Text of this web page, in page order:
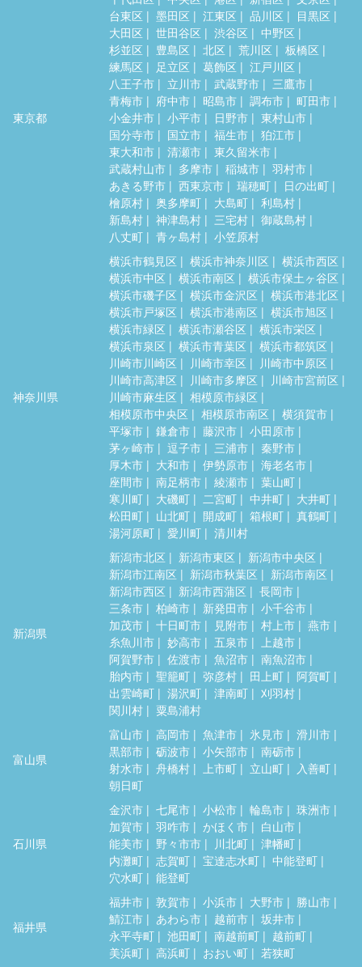
東京都
台東区
墨田区 江東区 品川区
目黒区
大田区
世田谷区 渋谷区
中野区
杉並区
豊島区 北区 荒川区
板橋区
練馬区
足立区 葛飾区
江戸川区
八王子市
立川市 武蔵野市
三鷹市
青梅市
府中市 昭島市 調布市
町田市
小金井市
小平市 日野市
東村山市
国分寺市
国立市 福生市
狛江市
東大和市
清瀬市
東久留米市
武蔵村山市
多摩市 稲城市
羽村市
あきる野市
西東京市 瑞穂町
日の出町
檜原村
奥多摩町 大島町
利島村
新島村
神津島村 三宅村
御蔵島村
八丈町
青ヶ島村 小笠原村
神奈川県
横浜市鶴見区 横浜市神奈川区
横浜市西区
横浜市中区
横浜市南区
横浜市保土ヶ谷区
横浜市磯子区
横浜市金沢区
横浜市港北区
横浜市戸塚区
横浜市港南区
横浜市旭区
横浜市緑区
横浜市瀬谷区
横浜市栄区
横浜市泉区
横浜市青葉区
横浜市都筑区
川崎市川崎区
川崎市幸区
川崎市中原区
川崎市高津区
川崎市多摩区
川崎市宮前区
川崎市麻生区
相模原市緑区
相模原市中央区
相模原市南区
横須賀市
平塚市
鎌倉市 藤沢市
小田原市
茅ヶ崎市
逗子市 三浦市
秦野市
厚木市
大和市 伊勢原市
海老名市
座間市
南足柄市 綾瀬市
葉山町
寒川町
大磯町 二宮町 中井町
大井町
松田町
山北町 開成町 箱根町
真鶴町
湯河原町
愛川町 清川村
新潟県
新潟市北区 新潟市東区
新潟市中央区
新潟市江南区
新潟市秋葉区
新潟市南区
新潟市西区
新潟市西蒲区
長岡市
三条市
柏崎市 新発田市
小千谷市
加茂市
十日町市 見附市 村上市
燕市
糸魚川市
妙高市 五泉市
上越市
阿賀野市
佐渡市 魚沼市
南魚沼市
胎内市
聖籠町 弥彦村 田上町
阿賀町
出雲崎町
湯沢町 津南町
刈羽村
関川村
粟島浦村
富山県
富山市 高岡市 魚津市 氷見市
滑川市
黒部市
砺波市 小矢部市
南砺市
射水市
舟橋村 上市町 立山町
入善町
朝日町
石川県
金沢市 七尾市 小松市 輪島市
珠洲市
加賀市
羽咋市 かほく市
白山市
能美市
野々市市 川北町
津幡町
内灘町
志賀町 宝達志水町
中能登町
穴水町
能登町
福井県
福井市 敦賀市 小浜市 大野市
勝山市
鯖江市
あわら市 越前市
坂井市
永平寺町
池田町 南越前町
越前町
美浜町
高浜町 おおい町 若狭町